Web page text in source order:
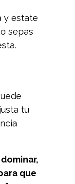
y estate
sepas
tu
que